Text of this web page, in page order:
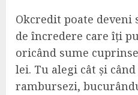
Okcredit poate
de încredere care îți
oricând sume
lei. Tu alegi cât și
rambursezi,